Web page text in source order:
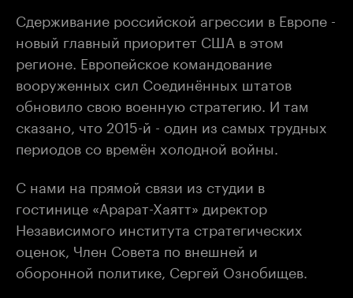
Сдерживание российской агрессии в Европе -
новый главный приоритет США в этом
регионе. Европейское командование
вооруженных сил Соединённых штатов
обновило свою военную стратегию. И там
сказано, что 2015-й - один из самых трудных
периодов со времён холодной войны.
С нами на прямой связи из студии в
гостинице «Арарат-Хаятт» директор
Независимого института стратегических
оценок, Член Совета по внешней и
оборонной политике, Сергей Ознобищев.